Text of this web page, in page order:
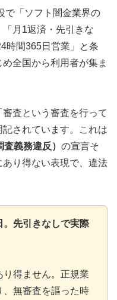
で「ソフト闇金業界の
月1返済・先引きな
時間365日営業」と条
全国から利用者が集ま
査という審査を行って
されています。これは
義務違反） の宣言そ
り得ない表現で、違法
。先引きなしで実際
り得ません。正規業
、無審査を謳った時